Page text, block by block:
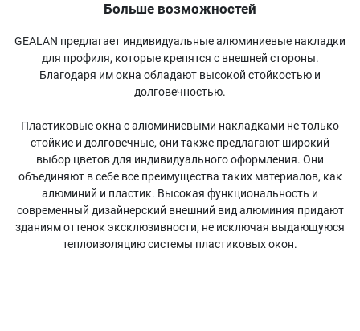
Больше возможностей
GEALAN предлагает индивидуальные алюминиевые накладки
для профиля, которые крепятся с внешней стороны.
Благодаря им окна обладают высокой стойкостью и
долговечностью.
Пластиковые окна с алюминиевыми накладками не только
стойкие и долговечные, они также предлагают широкий
выбор цветов для индивидуального оформления. Они
объединяют в себе все преимущества таких материалов, как
алюминий и пластик. Высокая функциональность и
современный дизайнерский внешний вид алюминия придают
зданиям оттенок эксклюзивности, не исключая выдающуюся
теплоизоляцию системы пластиковых окон.